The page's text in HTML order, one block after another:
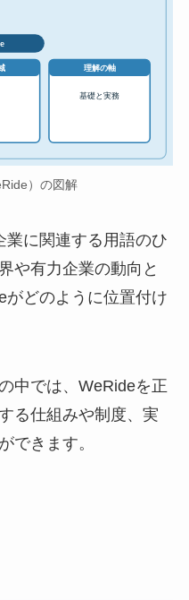
理解の軸
基礎と実務
）の図解
に関連する用語のひ
や有力企業の動向と
がどのように位置付け
中では、WeRideを正
る仕組みや制度、実
できます。